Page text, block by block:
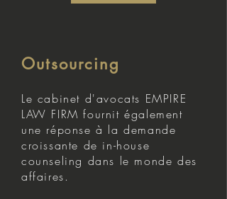
Outsourcing
Le cabinet d'avocats EMPIRE
LAW FIRM fournit également
une réponse à la demande
croissante de in-house
counseling dans le monde des
affaires.